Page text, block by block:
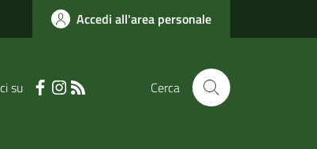
Accedi all'area personale
su Cerca